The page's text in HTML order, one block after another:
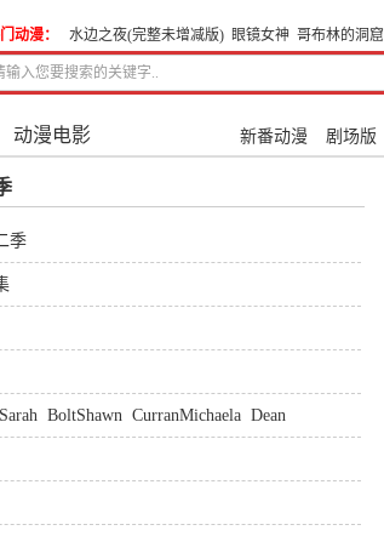
动漫： 水边之夜(完整未增减版) 眼镜女神 哥布林的洞窟
动漫电影 新番动漫 剧场版
季
BoltShawn CurranMichaela Dean